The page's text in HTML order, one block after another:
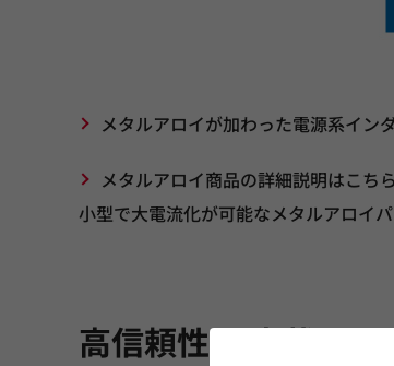
メタルアロイが加わった電源系イン
メタルアロイ商品の詳細説明はこちら
小型で大電流化が可能なメタルアロイ
高信頼性 ～車載か